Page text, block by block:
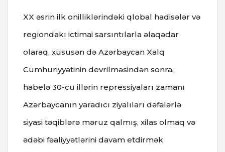
XX əsrin ilk onilliklərindəki qlobal hadisələr və
regiondakı ictimai sarsıntılarla əlaqədar
olaraq, xüsusən də Azərbaycan Xalq
Cümhuriyyətinin devrilməsindən sonra,
habelə 30-cu illərin repressiyaları zamanı
Azərbaycanın yaradıcı ziyalıları dəfələrlə
siyasi təqiblərə məruz qalmış, xilas olmaq və
ədəbi fəaliyyətlərini davam etdirmək